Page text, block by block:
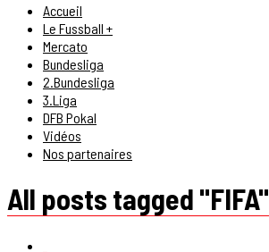
Accueil
Le Fussball +
Mercato
Bundesliga
2.Bundesliga
3.Liga
DFB Pokal
Vidéos
Nos partenaires
All posts tagged "FIFA"